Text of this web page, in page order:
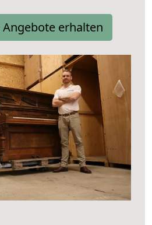
Angebote erhalten